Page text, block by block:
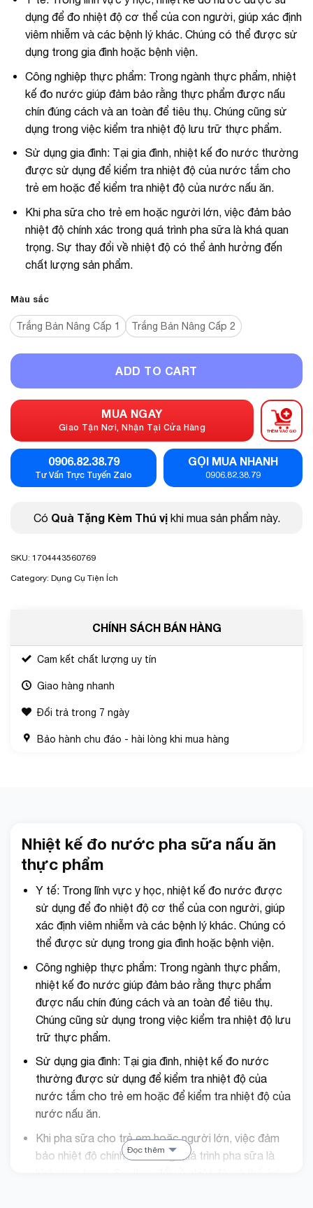
dụng để đo nhiệt độ cơ thể của con người, giúp xác định
viêm nhiễm và các bệnh lý khác. Chúng có thể được sử
dụng trong gia đình hoặc bệnh viện.
Công nghiệp thực phẩm: Trong ngành thực phẩm, nhiệt
kế đo nước giúp đảm bảo rằng thực phẩm được nấu
chín đúng cách và an toàn để tiêu thụ. Chúng cũng sử
dụng trong việc kiểm tra nhiệt độ lưu trữ thực phẩm.
Sử dụng gia đình: Tại gia đình, nhiệt kế đo nước thường
được sử dụng để kiểm tra nhiệt độ của nước tắm cho
trẻ em hoặc để kiểm tra nhiệt độ của nước nấu ăn.
Khi pha sữa cho trẻ em hoặc người lớn, việc đảm bảo
nhiệt độ chính xác trong quá trình pha sữa là khá quan
trọng. Sự thay đổi về nhiệt độ có thể ảnh hưởng đến
chất lượng sản phẩm.
Màu sắc
Trắng Bản Nâng Cấp 1 Trắng Bản Nâng Cấp 2
ADD TO CART
MUA NGAY
Giao Tận Nơi, Nhận Tại Cửa Hàng THÊM VÀO GIỎ
0906.82.38.79
Tư Vấn Trực Tuyến Zalo
GỌI MUA NHANH
0906.82.38.79
Có Quà Tặng Kèm Thú vịkhi mua sản phẩm này.
SKU: 1704443560769
Category: Dụng Cụ Tiện Ích
CHÍNH SÁCH BÁN HÀNG
Cam kết chất lượng uy tín
Giao hàng nhanh
Đổi trả trong 7 ngày
Bảo hành chu đáo - hài lòng khi mua hàng
Nhiệt kế đo nước pha sữa nấu ăn
thực phẩm
Y tế: Trong lĩnh vực y học, nhiệt kế đo nước được
sử dụng để đo nhiệt độ cơ thể của con người, giúp
xác định viêm nhiễm và các bệnh lý khác. Chúng có
thể được sử dụng trong gia đình hoặc bệnh viện.
Công nghiệp thực phẩm: Trong ngành thực phẩm,
nhiệt kế đo nước giúp đảm bảo rằng thực phẩm
được nấu chín đúng cách và an toàn để tiêu thụ.
Chúng cũng sử dụng trong việc kiểm tra nhiệt độ lưu
trữ thực phẩm.
Sử dụng gia đình: Tại gia đình, nhiệt kế đo nước
thường được sử dụng để kiểm tra nhiệt độ của
nước tắm cho trẻ em hoặc để kiểm tra nhiệt độ của
nước nấu ăn.
Khi pha sữa cho trẻ em hoặc người lớn, việc đảm
bảo nhiệt độ chính xác trong quá trình pha sữa là
Đọc thêm